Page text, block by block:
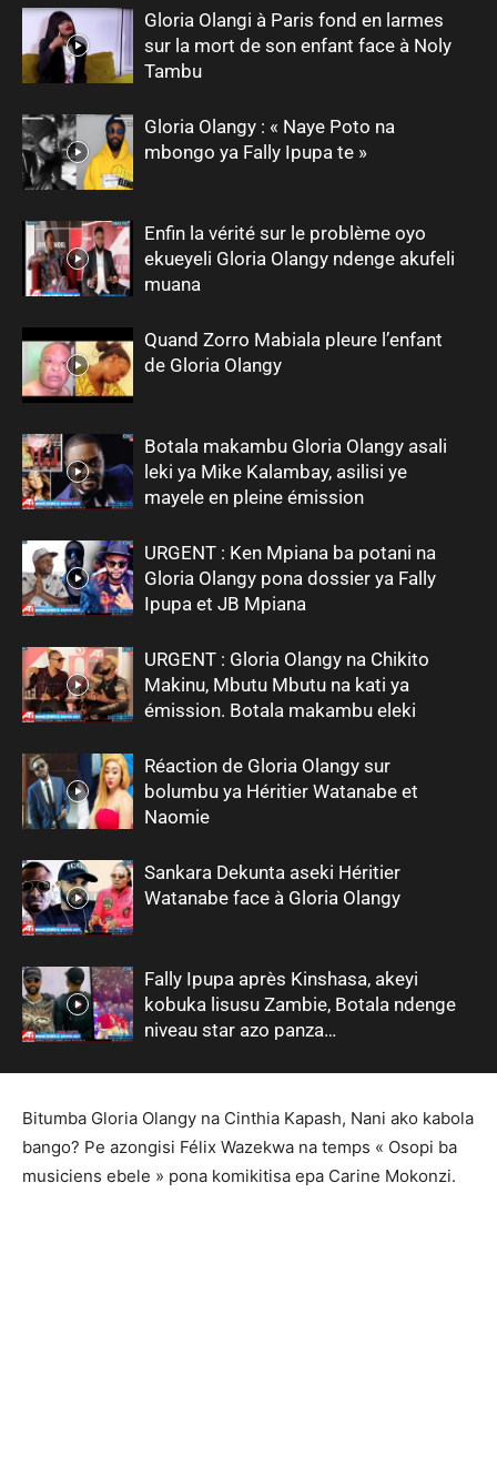
Gloria Olangi à Paris fond en larmes
sur la mort de son enfant face à Noly
Tambu
Gloria Olangy : « Naye Poto na
mbongo ya Fally Ipupa te »
Enfin la vérité sur le problème oyo
ekueyeli Gloria Olangy ndenge akufeli
muana
Quand Zorro Mabiala pleure l’enfant
de Gloria Olangy
Botala makambu Gloria Olangy asali
leki ya Mike Kalambay, asilisi ye
mayele en pleine émission
URGENT : Ken Mpiana ba potani na
Gloria Olangy pona dossier ya Fally
Ipupa et JB Mpiana
URGENT : Gloria Olangy na Chikito
Makinu, Mbutu Mbutu na kati ya
émission. Botala makambu eleki
Réaction de Gloria Olangy sur
bolumbu ya Héritier Watanabe et
Naomie
Sankara Dekunta aseki Héritier
Watanabe face à Gloria Olangy
Fally Ipupa après Kinshasa, akeyi
kobuka lisusu Zambie, Botala ndenge
niveau star azo panza…
Bitumba Gloria Olangy na Cinthia Kapash, Nani ako kabola
bango? Pe azongisi Félix Wazekwa na temps « Osopi ba
musiciens ebele » pona komikitisa epa Carine Mokonzi.